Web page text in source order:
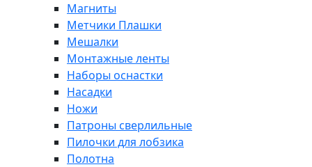
Магниты
Метчики Плашки
Мешалки
Монтажные ленты
Наборы оснастки
Насадки
Ножи
Патроны сверлильные
Пилочки для лобзика
Полотна